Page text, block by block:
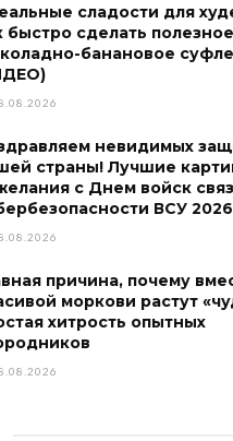
сладости для
быстро сделать полезное
банановое
невидимых
страны! Лучшие
с Днем войск
ВСУ 2026
причина, почему
моркови растут
хитрость опытных